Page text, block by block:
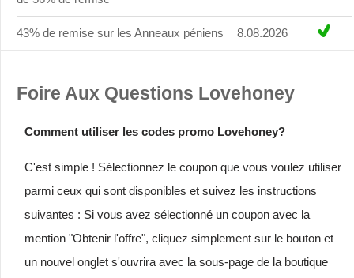
43% de remise sur les Anneaux péniens 8.08.2026
Foire Aux Questions Lovehoney
Comment utiliser les codes promo Lovehoney?
C'est simple ! Sélectionnez le coupon que vous voulez utiliser
parmi ceux qui sont disponibles et suivez les instructions
suivantes : Si vous avez sélectionné un coupon avec la
mention "Obtenir l'offre", cliquez simplement sur le bouton et
un nouvel onglet s'ouvrira avec la sous-page de la boutique